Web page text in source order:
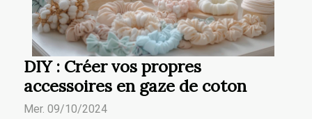
DIY : Créer vos propres
accessoires en gaze de coton
Mer. 09/10/2024